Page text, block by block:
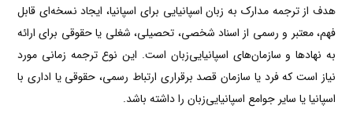
هدف از ترجمه مدارک به زبان اسپانیایی برای اسپانیا، ایجاد نسخه‌ای قابل
فهم، معتبر و رسمی از اسناد شخصی، تحصیلی، شغلی یا حقوقی برای ارائه
به نهادها و سازمان‌های اسپانیایی‌زبان است. این نوع ترجمه زمانی مورد
نیاز است که فرد یا سازمان قصد برقراری ارتباط رسمی، حقوقی یا اداری با
اسپانیا یا سایر جوامع اسپانیایی‌زبان را داشته باشد.